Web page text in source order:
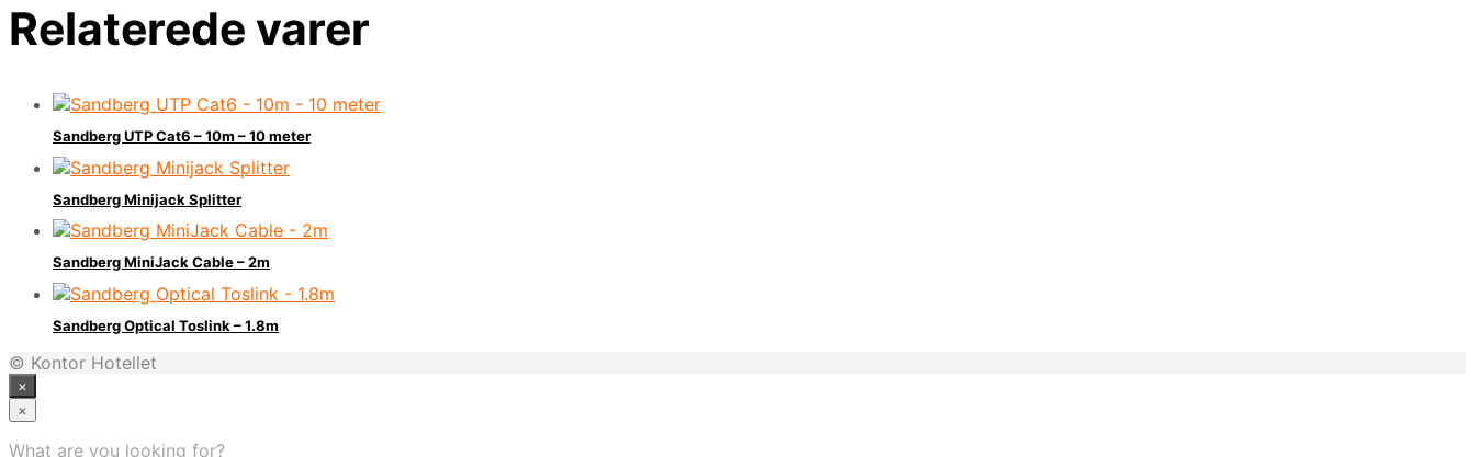
Relaterede varer
Sandberg UTP Cat6 – 10m – 10 meter
Sandberg Minijack Splitter
Sandberg MiniJack Cable – 2m
Sandberg Optical Toslink – 1.8m
© Kontor Hotellet
×
×
What are you looking for?